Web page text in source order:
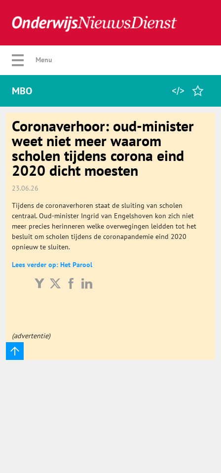
Verberg menu
Favorieten
Algemeen
Onderwijs Totaal
Basisonderwijs
Hoger Onderwijs
Menu
MBO
Coronaverhoor: oud-minister
weet niet meer waarom
scholen tijdens corona eind
2020 dicht moesten
23.06.26
Tijdens de coronaverhoren staat de sluiting van scholen
centraal. Oud-minister Ingrid van Engelshoven kon zich niet
meer precies herinneren welke overwegingen leidden tot het
besluit om scholen tijdens de coronapandemie eind 2020
opnieuw te sluiten.
Lees verder op: Het Parool
(advertentie)